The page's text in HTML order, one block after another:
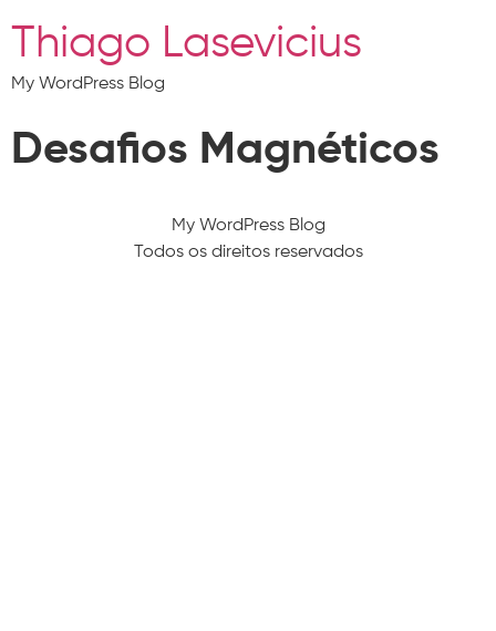
Thiago Lasevicius
My WordPress Blog
Desafios Magnéticos
My WordPress Blog
Todos os direitos reservados